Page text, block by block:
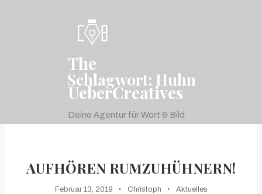
The
UeberCreatives
Deine Agentur für Wort & Bild
Schlagwort: Huhn
AUFHÖREN RUMZUHÜHNERN!
Februar 13, 2019 Christoph Aktuelles